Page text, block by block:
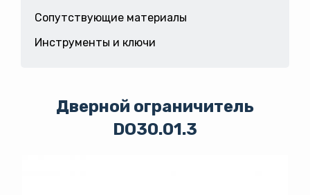
Сопутствующие материалы
Инструменты и ключи
Дверной ограничитель
DO30.01.3